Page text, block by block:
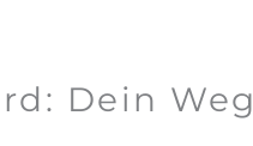
Dein